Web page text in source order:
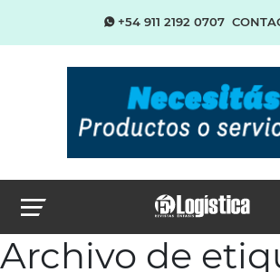
+54 911 2192 0707
Archivo de